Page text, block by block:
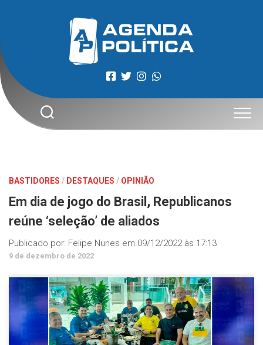
BASTIDORES / DESTAQUES / OPINIÃO
Em dia de jogo do Brasil, Republicanos
reúne ‘seleção’ de aliados
Publicado por: Felipe Nunes em 09/12/2022 às 17:13
9 de dezembro de 2022